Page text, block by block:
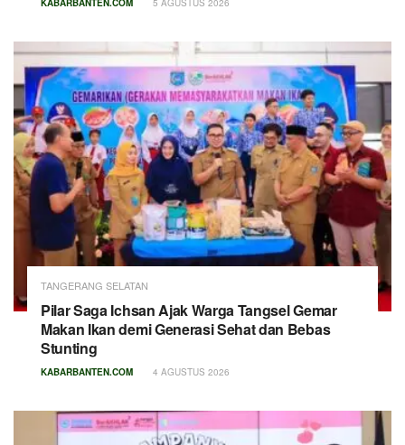
TANGERANG SELATAN
Pilar Saga Ichsan Ajak Warga Tangsel Gemar
Makan Ikan demi Generasi Sehat dan Bebas
Stunting
KABARBANTEN.COM 4 AGUSTUS 2026